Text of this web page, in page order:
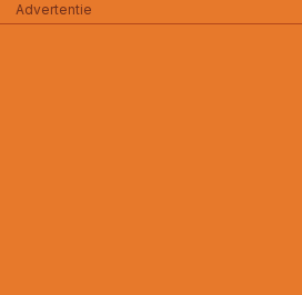
Advertentie